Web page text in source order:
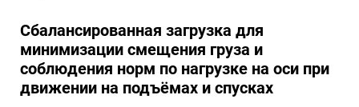
Сбалансированная загрузка для
минимизации смещения груза и
соблюдения норм по нагрузке на оси при
движении на подъёмах и спусках